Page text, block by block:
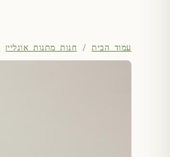
עמוד הבית/ חנות מתנות אונליין